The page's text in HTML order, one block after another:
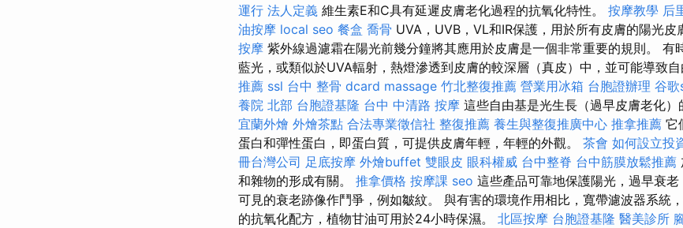
運行 法人定義 維生素E和C具有延遲皮膚老化過程的抗氧化特性。 按摩教學 后
油按摩 local seo 餐盒 喬骨 UVA，UVB，VL和IR保護，用於所有皮膚的陽光皮
按摩 紫外線過濾霜在陽光前幾分鐘將其應用於皮膚是一個非常重要的規則。 有
藍光，或類似於UVA輻射，熱燈滲透到皮膚的較深層（真皮）中，並可能導致自
推薦 ssl 台中 整骨 dcard massage 竹北整復推薦 營業用冰箱 台胞證辦理 谷歌
養院 北部 台胞證基隆 台中 中清路 按摩 這些自由基是光生長（過早皮膚老化）
宜蘭外燴 外燴茶點 合法專業徵信社 整復推薦 養生與整復推廣中心 推拿推薦 它
蛋白和彈性蛋白，即蛋白質，可提供皮膚年輕，年輕的外觀。 茶會 如何設立投
冊台灣公司 足底按摩 外燴buffet 雙眼皮 眼科權威 台中整脊 台中筋膜放鬆推薦
和雜物的形成有關。 推拿價格 按摩課 seo 這些產品可靠地保護陽光，過早衰
可見的衰老跡像作鬥爭，例如皺紋。 與有害的環境作用相比，寬帶濾波器系統
的抗氧化配方，植物甘油可用於24小時保濕。 北區按摩 台胞證基隆 醫美診所